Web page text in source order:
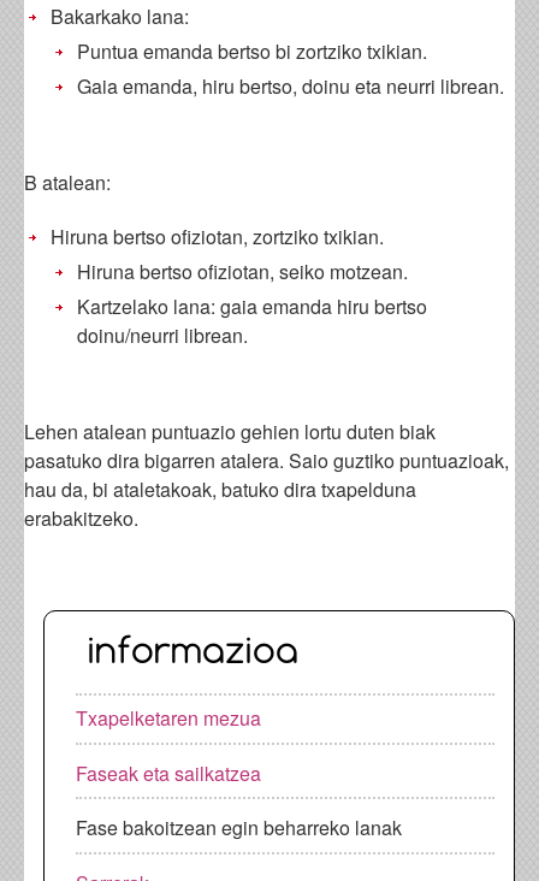
Bakarkako lana:
Puntua emanda bertso bi zortziko txikian.
Gaia emanda, hiru bertso, doinu eta neurri librean.
B atalean:
Hiruna bertso ofiziotan, zortziko txikian.
Hiruna bertso ofiziotan, seiko motzean.
Kartzelako lana: gaia emanda hiru bertso
doinu/neurri librean.
Lehen atalean puntuazio gehien lortu duten biak
pasatuko dira bigarren atalera. Saio guztiko puntuazioak,
hau da, bi ataletakoak, batuko dira txapelduna
erabakitzeko.
informazioa
Txapelketaren mezua
Faseak eta sailkatzea
Fase bakoitzean egin beharreko lanak